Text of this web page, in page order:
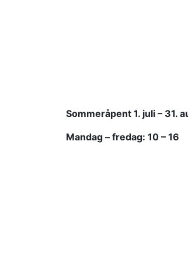
Sommeråpent 1. juli – 31.
Mandag – fredag: 10 – 16